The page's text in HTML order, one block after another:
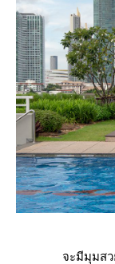
จะมีมุมสว